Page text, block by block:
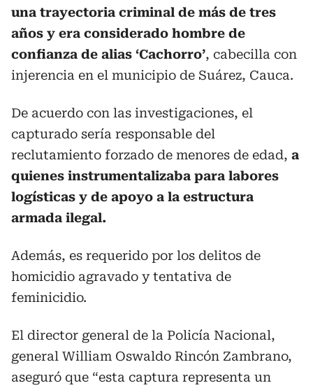
una trayectoria criminal de más de tres
años y era considerado hombre de
confianza de alias ‘Cachorro’, cabecilla con
injerencia en el municipio de Suárez, Cauca.
De acuerdo con las investigaciones, el
capturado sería responsable del
reclutamiento forzado de menores de edad, a
quienes instrumentalizaba para labores
logísticas y de apoyo a la estructura
armada ilegal.
Además, es requerido por los delitos de
homicidio agravado y tentativa de
feminicidio.
El director general de la Policía Nacional,
general William Oswaldo Rincón Zambrano,
aseguró que “esta captura representa un